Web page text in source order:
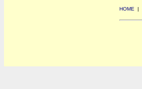
HOME |